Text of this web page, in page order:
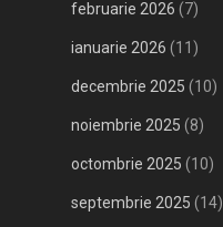
februarie 2026 (7)
ianuarie 2026 (11)
decembrie 2025 (10)
noiembrie 2025 (8)
octombrie 2025 (10)
septembrie 2025 (14)